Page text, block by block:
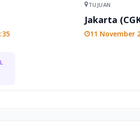
TUJUAN
Jakarta
11 November